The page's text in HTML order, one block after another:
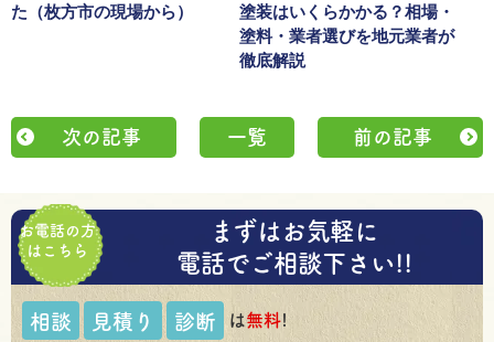
た（枚方市の現場から）
塗装はいくらかかる？相場・
塗料・業者選びを地元業者が
徹底解説
次の記事 一覧 前の記事
お電話の方
はこちら
まずはお気軽に
電話でご相談下さい!!
相談 見積り 診断 は無料!